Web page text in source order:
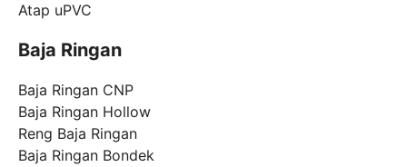
Atap uPVC
Baja Ringan
Baja Ringan CNP
Baja Ringan Hollow
Reng Baja Ringan
Baja Ringan Bondek